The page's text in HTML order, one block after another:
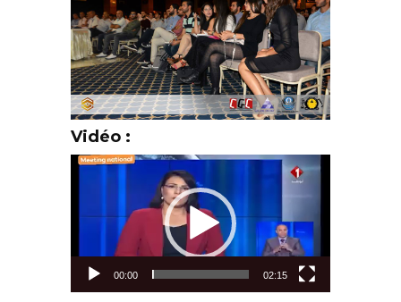
Vidéo :
Lecteur
vidéo
00:00 02:15